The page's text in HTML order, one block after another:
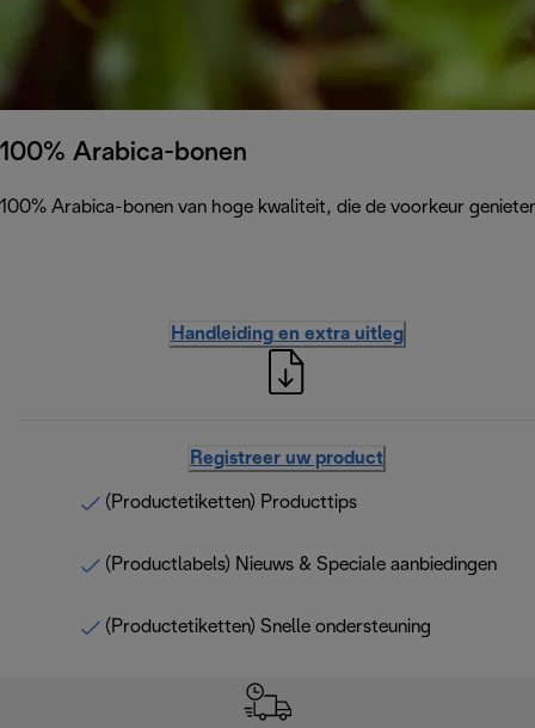
100% Arabica-bonen
100% Arabica-bonen van hoge kwaliteit, die de voorkeur
Handleiding en extra uitleg
Registreer uw product
(Productetiketten) Producttips
(Productlabels) Nieuws & Speciale aanbiedingen
(Productetiketten) Snelle ondersteuning